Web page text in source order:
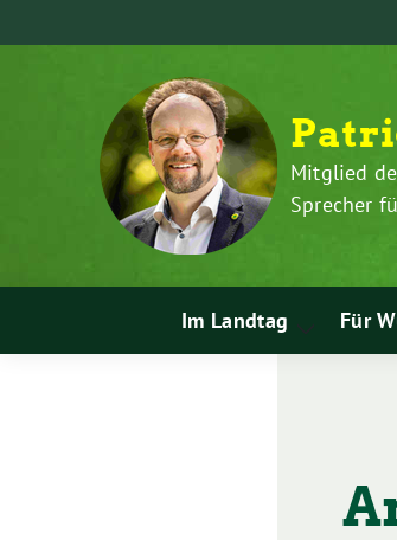
Inhalt
zum
Mitglied
Sprecher
Im Landtag
Für